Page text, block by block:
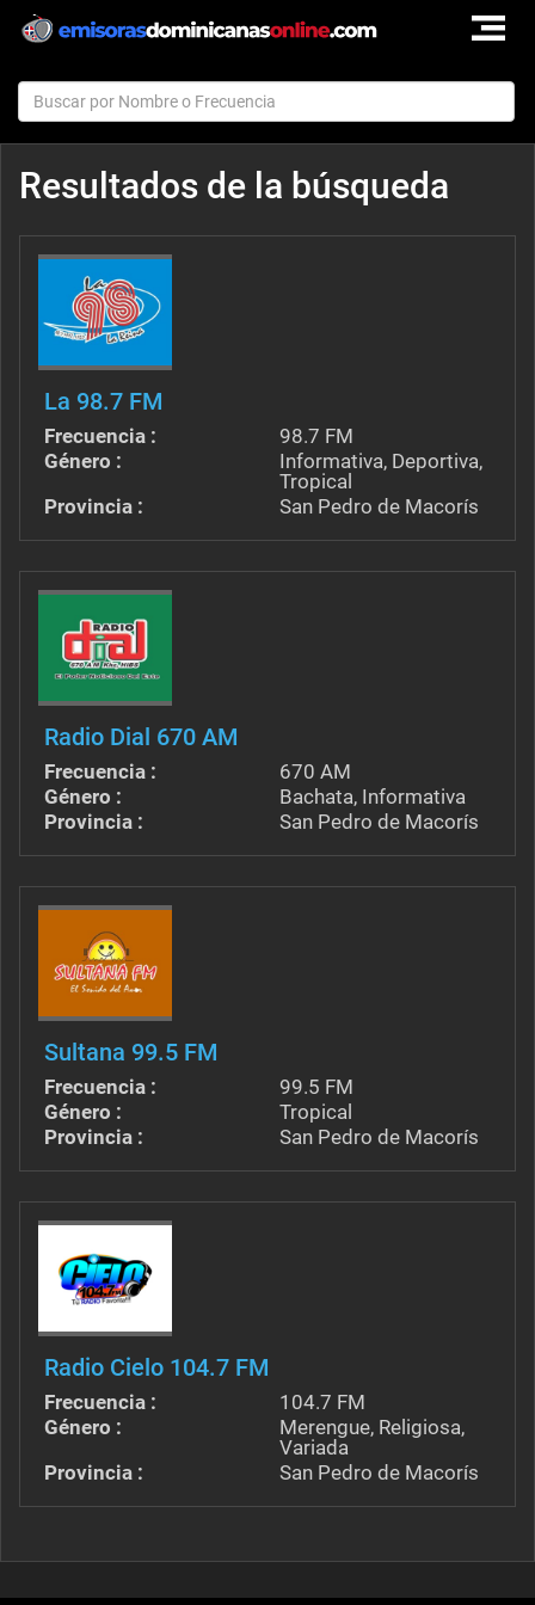
TOGGLE
Resultados de la búsqueda
La 98.7 FM
Frecuencia :
98.7 FM
Género :
Informativa, Deportiva,
Tropical
Provincia :
San Pedro de Macorís
Radio Dial 670 AM
Frecuencia :
670 AM
Género :
Bachata, Informativa
Provincia :
San Pedro de Macorís
Sultana 99.5 FM
Frecuencia :
99.5 FM
Género :
Tropical
Provincia :
San Pedro de Macorís
Radio Cielo 104.7 FM
Frecuencia :
104.7 FM
Género :
Merengue, Religiosa,
Variada
Provincia :
San Pedro de Macorís